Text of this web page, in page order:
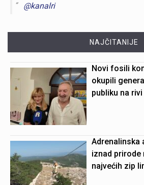
@kanalri
NAJČITANIJE
Novi fosili
okupili
publiku na rivi
Adrenalinska
iznad prirode
najvećih zip